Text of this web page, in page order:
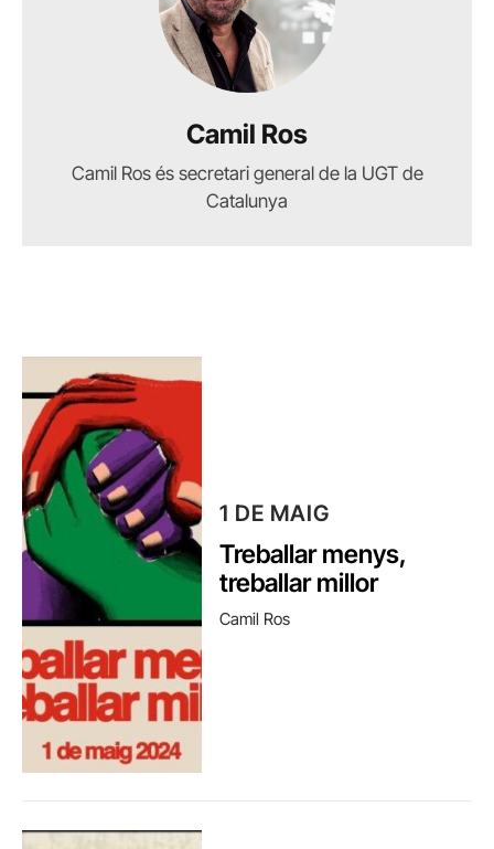
Camil Ros
Camil Ros és secretari general de la UGT de
Catalunya
1 DE MAIG
Treballar menys,
treballar millor
Camil Ros